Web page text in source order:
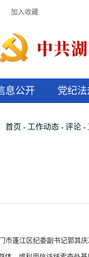
加入收藏
息公开 党纪
首页 工作动态 评论
市蓬江区纪委副书记郭其庆